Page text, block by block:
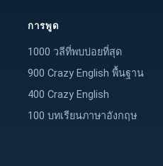
การพูด
1000 วลีที่พบบ่อยที่สุด
900 Crazy English พื้นฐาน
400 Crazy English
100 บทเรียนภาษาอังกฤษ